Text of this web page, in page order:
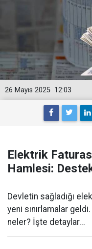
12:03
26 Mayıs 2025
Elektrik
Hamlesi:
Devletin sağladığı
yeni sınırlamalar
neler? İşte detaylar...